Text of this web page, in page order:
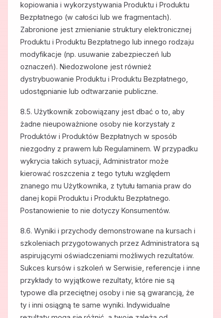
kopiowania i wykorzystywania Produktu i Produktu
Bezpłatnego (w całości lub we fragmentach).
Zabronione jest zmienianie struktury elektronicznej
Produktu i Produktu Bezpłatnego lub innego rodzaju
modyfikacje (np. usuwanie zabezpieczeń lub
oznaczeń). Niedozwolone jest również
dystrybuowanie Produktu i Produktu Bezpłatnego,
udostępnianie lub odtwarzanie publiczne.
8.5. Użytkownik zobowiązany jest dbać o to, aby
żadne nieupoważnione osoby nie korzystały z
Produktów i Produktów Bezpłatnych w sposób
niezgodny z prawem lub Regulaminem. W przypadku
wykrycia takich sytuacji, Administrator może
kierować roszczenia z tego tytułu względem
znanego mu Użytkownika, z tytułu łamania praw do
danej kopii Produktu i Produktu Bezpłatnego.
Postanowienie to nie dotyczy Konsumentów.
8.6. Wyniki i przychody demonstrowane na kursach i
szkoleniach przygotowanych przez Administratora są
aspirującymi oświadczeniami możliwych rezultatów.
Sukces kursów i szkoleń w Serwisie, referencje i inne
przykłady to wyjątkowe rezultaty, które nie są
typowe dla przeciętnej osoby i nie są gwarancją, że
ty i inni osiągną te same wyniki. Indywidualne